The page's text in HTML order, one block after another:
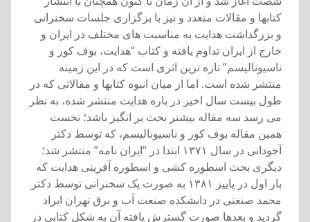
کتابها و مقالات متعدد و نيز با برگزاری جلسات سخنرانی
و بزرگداشت هدايت به مناسبت های مختلف در ايران و
خارج از ايران تداوم يافته و کتاب “هدايت، بوف کور و
ناسيوناليسم” تازه ترين اثری است که در اين زمينه
منتشر شده است. اما از ميان انبوه کتابها و مقالاتی که در
طول بيست سال اخير در باره هدايت منتشر شده، به نظر
می رسد سه مقاله بيشتر بحث بر انگيز باشد؛ نخست
همين مقاله بوف کور و ناسيوناليسم، که توسط دکتر
آجودانی در سال ۱۳۷۱ ابتدا در “ايران نامه” منتشر شد؛
ديگری بحث اسطوره کشی و اسطوره آفرينی هدايت که
بار اول در پاييز ۱۳۸۱ به صورت يک سخنرانی توسط دکتر
محمد صنعتی در دانشکده صنعت آب و برق تهران ايراد
گرديد و بعدها صورت گسترش يافته آن به شکل کتابی در